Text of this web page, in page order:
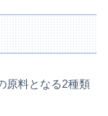
原料となる2種類